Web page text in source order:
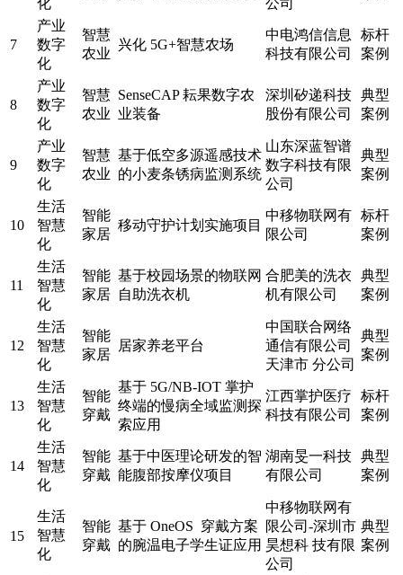
化
公司
7
产业
数字
化
智慧
农业
兴化 5G+智慧农场
中电鸿信信息
科技有限公司
标杆
案例
8
产业
数字
化
智慧
农业
SenseCAP 耘果数字农
业装备
深圳矽递科技
股份有限公司
典型
案例
9
产业
数字
化
智慧
农业
基于低空多源遥感技术
的小麦条锈病监测系统
山东深蓝智谱
数字科技有限
公司
典型
案例
10
生活
智慧
化
智能
家居
移动守护计划实施项目
中移物联网有
限公司
标杆
案例
11
生活
智慧
化
智能
家居
基于校园场景的物联网
自助洗衣机
合肥美的洗衣
机有限公司
典型
案例
12
生活
智慧
化
智能
家居
居家养老平台
中国联合网络
通信有限公司
天津市 分公司
典型
案例
13
生活
智慧
化
智能
穿戴
基于 5G/NB-IOT 掌护
终端的慢病全域监测探
索应用
江西掌护医疗
科技有限公司
标杆
案例
14
生活
智慧
化
智能
穿戴
基于中医理论研发的智
能腹部按摩仪项目
湖南旻一科技
有限公司
典型
案例
15
生活
智慧
化
智能
穿戴
基于 OneOS 穿戴方案
的腕温电子学生证应用
中移物联网有
限公司-深圳市
昊想科 技有限
公司
典型
案例